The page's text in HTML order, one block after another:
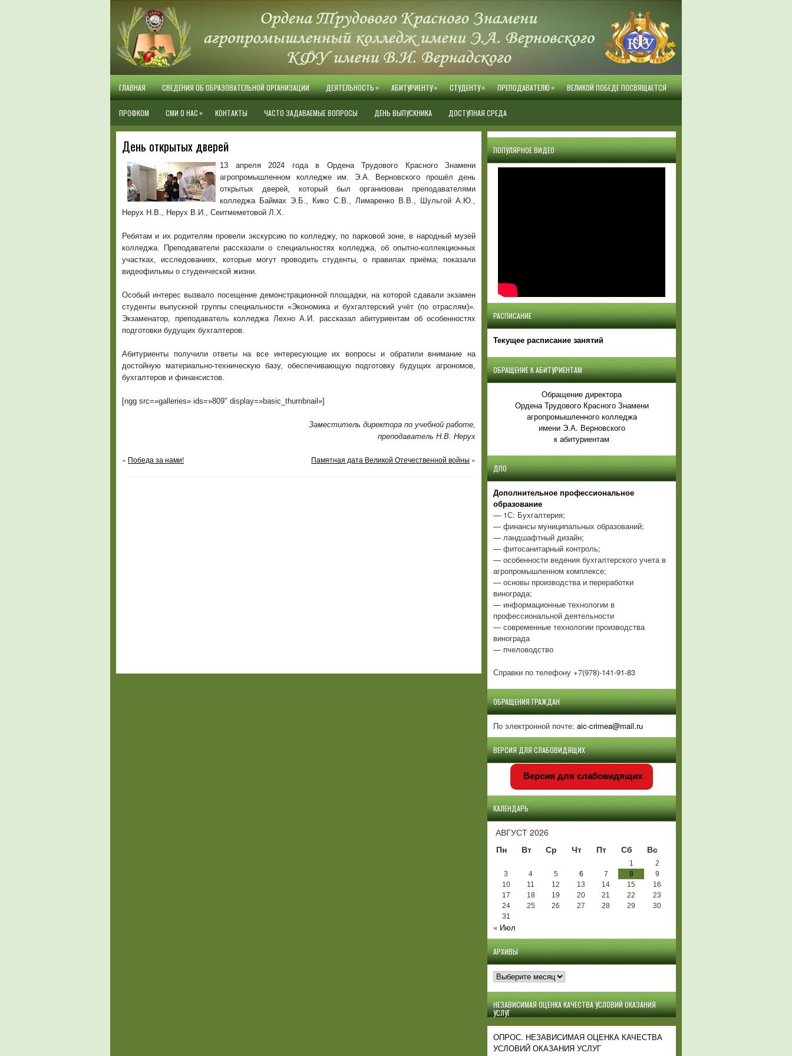
ГЛАВНАЯ СВЕДЕНИЯ ОБ ОБРАЗОВАТЕЛЬНОЙ ОРГАНИЗАЦИИ ДЕЯТЕЛЬНОСТЬ» АБИТУРИЕНТУ» СТУДЕНТУ» ПРЕПОДАВАТЕЛЮ» ВЕЛИКОЙ ПОБЕДЕ ПОСВЯЩАЕТСЯ
ПРОФКОМ СМИ О НАС » КОНТАКТЫ ЧАСТО ЗАДАВАЕМЫЕ ВОПРОСЫ ДЕНЬ ВЫПУСКНИКА ДОСТУПНАЯ СРЕДА
День открытых дверей
13 апреля 2024 года в Ордена Трудового Красного Знамени
агропромышленном колледже им. Э.А. Верновского прошёл день
открытых дверей, который был организован преподавателями
колледжа Баймах Э.Б., Кико С.В., Лимаренко В.В., Шульгой А.Ю.,
Нерух Н.В., Нерух В.И., Сеитмеметовой Л.Х.
Ребятам и их родителям провели экскурсию по колледжу, по парковой зоне, в народный музей
колледжа. Преподаватели рассказали о специальностях колледжа, об опытно-коллекционных
участках, исследованиях, которые могут проводить студенты, о правилах приёма; показали
видеофильмы о студенческой жизни.
Особый интерес вызвало посещение демонстрационной площадки, на которой сдавали экзамен
студенты выпускной группы специальности «Экономика и бухгалтерский учёт (по отраслям)».
Экзаменатор, преподаватель колледжа Лехно А.И. рассказал абитуриентам об особенностях
подготовки будущих бухгалтеров.
Абитуриенты получили ответы на все интересующие их вопросы и обратили внимание на
достойную материально-техническую базу, обеспечивающую подготовку будущих агрономов,
бухгалтеров и финансистов.
[ngg src=»galleries» ids=»809″ display=»basic_thumbnail»]
Заместитель директора по учебной работе,
преподаватель Н.В. Нерух
« Победа за нами! Памятная дата Великой Отечественной войны »
ПОПУЛЯРНОЕ ВИДЕО
РАСПИСАНИЕ
Текущее расписание занятий
ОБРАЩЕНИЕ К АБИТУРИЕНТАМ
Обращение директора
Ордена Трудового Красного Знамени
агропромышленного колледжа
имени Э.А. Верновского
к абитуриентам
ДПО
Дополнительное профессиональное
образование
— 1С: Бухгалтерия;
— финансы муниципальных образований;
— ландшафтный дизайн;
— фитосанитарный контроль;
— особенности ведения бухгалтерского учета в
агропромышленном комплексе;
— основы производства и переработки
винограда;
— информационные технологии в
профессиональной деятельности
— современные технологии производства
винограда
— пчеловодство
Справки по телефону +7(978)-141-91-83
ОБРАЩЕНИЯ ГРАЖДАН
По электронной почте: aic-crimea@mail.ru
ВЕРСИЯ ДЛЯ СЛАБОВИДЯЩИХ
Версия для слабовидящих
КАЛЕНДАРЬ
АВГУСТ 2026
Пн
Вт Ср Чт Пт Сб Вс
1
2
3
4 5 6 7 8
9
10
11 12 13 14 15
16
17
18 19 20 21 22
23
24
25 26 27 28 29
30
31
« Июл
АРХИВЫ
Архивы
НЕЗАВИСИМАЯ ОЦЕНКА КАЧЕСТВА УСЛОВИЙ ОКАЗАНИЯ
УСЛУГ
ОПРОС. НЕЗАВИСИМАЯ ОЦЕНКА КАЧЕСТВА
УСЛОВИЙ ОКАЗАНИЯ УСЛУГ